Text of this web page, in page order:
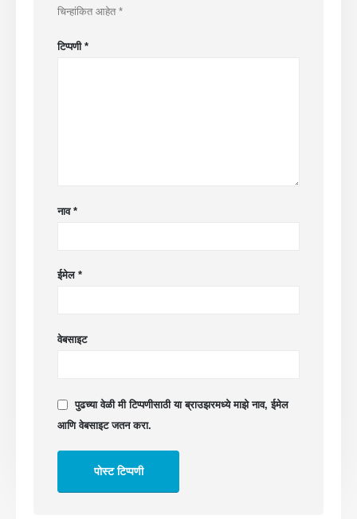
चिन्हांकित आहेत*
टिप्पणी*
नाव*
ईमेल*
वेबसाइट
पुढच्या वेळी मी टिप्पणीसाठी या ब्राउझरमध्ये माझे नाव, ईमेल
आणि वेबसाइट जतन करा.